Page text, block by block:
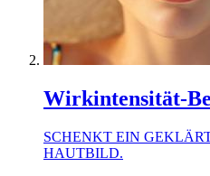
Wirkintensität-
SCHENKT EIN
HAUTBILD.